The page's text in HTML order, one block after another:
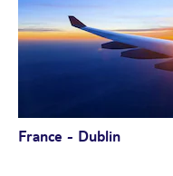
France - Dublin